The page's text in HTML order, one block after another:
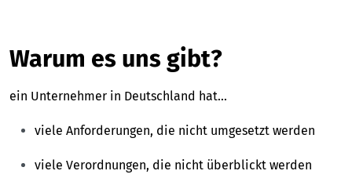
Warum es uns gibt?
ein Unternehmer in Deutschland hat...
viele Anforderungen, die nicht umgesetzt werden
viele Verordnungen, die nicht überblickt werden